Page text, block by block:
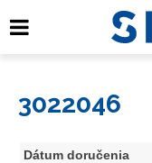
3022046
Dátum doručenia